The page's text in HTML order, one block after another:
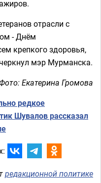
отрасли с
- Днём
крепкого здоровья,
мэр Мурманска.
Екатерина Громова
редкое
Шувалов рассказал
редакционной политике